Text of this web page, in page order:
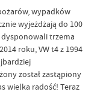
wypadków
wyjeżdżają do 100
trzema
roku, VW t4 z 1994
został zastąpiony
wielka radość! Teraz